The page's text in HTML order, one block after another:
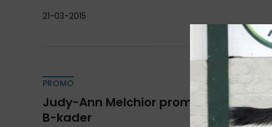
21-03-2015
PROMO
Judy-Ann Melchior promoveert naar
B-kader